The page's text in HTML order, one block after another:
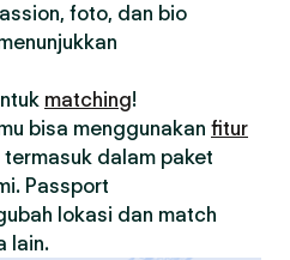
foto, dan bio
matching!
bisa menggunakan fitur
termasuk dalam paket
Passport
lokasi dan match
lain.